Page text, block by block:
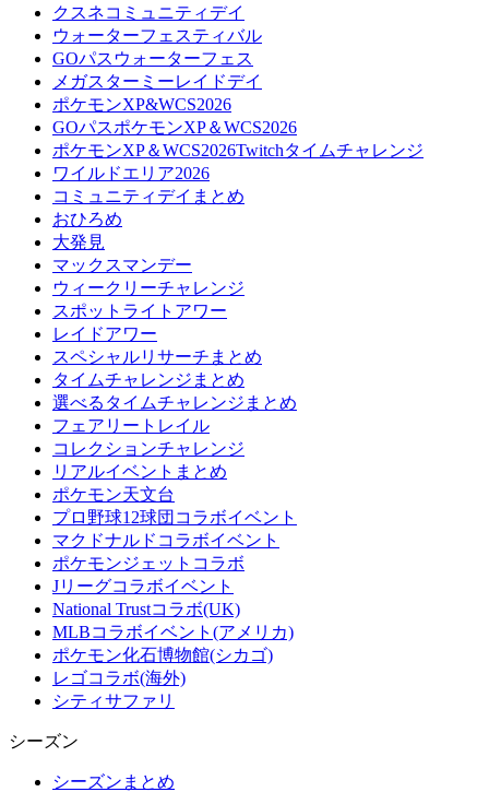
クスネコミュニティデイ
ウォーターフェスティバル
GOパスウォーターフェス
メガスターミーレイドデイ
ポケモンXP&WCS2026
GOパスポケモンXP＆WCS2026
ポケモンXP＆WCS2026Twitchタイムチャレンジ
ワイルドエリア2026
コミュニティデイまとめ
おひろめ
大発見
マックスマンデー
ウィークリーチャレンジ
スポットライトアワー
レイドアワー
スペシャルリサーチまとめ
タイムチャレンジまとめ
選べるタイムチャレンジまとめ
フェアリートレイル
コレクションチャレンジ
リアルイベントまとめ
ポケモン天文台
プロ野球12球団コラボイベント
マクドナルドコラボイベント
ポケモンジェットコラボ
Jリーグコラボイベント
National Trustコラボ(UK)
MLBコラボイベント(アメリカ)
ポケモン化石博物館(シカゴ)
レゴコラボ(海外)
シティサファリ
シーズン
シーズンまとめ